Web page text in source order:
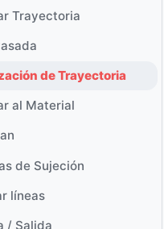
Trayectoria
de Trayectoria
al Material
de Sujeción
líneas
/ Salida